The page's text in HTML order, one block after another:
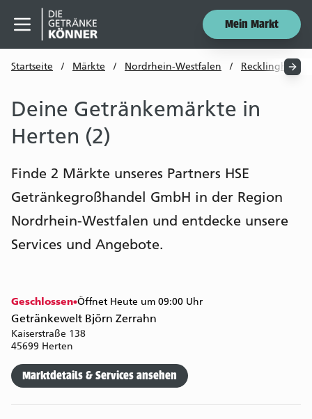
Menü öffnen
Mein Markt
Startseite / Märkte / Nordrhein-Westfalen /
Deine Getränkemärkte in
Herten (2)
Finde 2 Märkte unseres Partners HSE
Getränkegroßhandel GmbH in der Region
Nordrhein-Westfalen und entdecke unsere
Services und Angebote.
Geschlossen Öffnet Heute um 09:00 Uhr
Getränkewelt Björn Zerrahn
Kaiserstraße 138
45699 Herten
Marktdetails & Services ansehen